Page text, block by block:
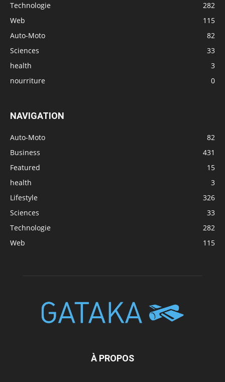
Technologie
282
Web
115
Auto-Moto
82
Sciences
33
health
3
nourriture
0
NAVIGATION
Auto-Moto
82
Business
431
Featured
15
health
3
Lifestyle
326
Sciences
33
Technologie
282
Web
115
À PROPOS